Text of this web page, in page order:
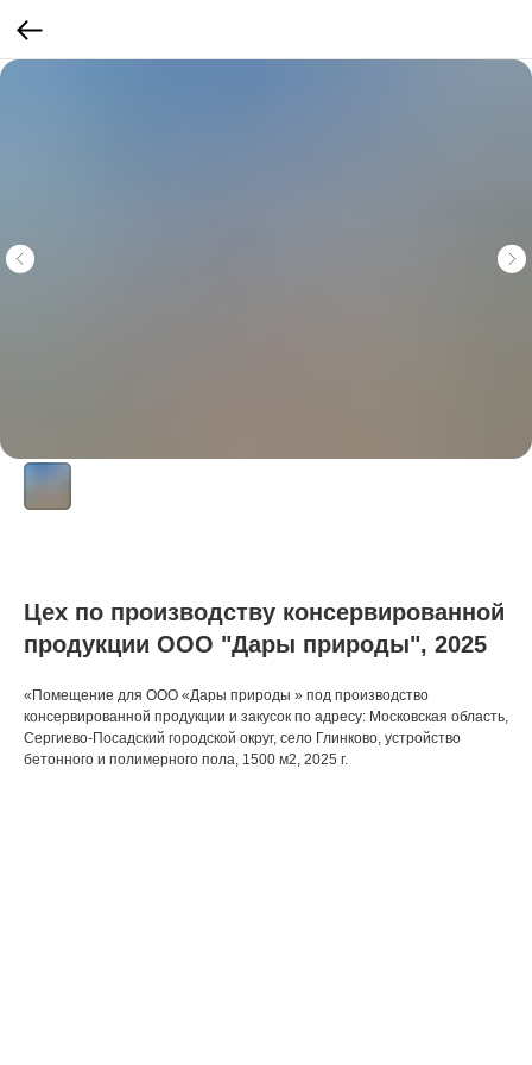
Цех по производству консервированной
продукции ООО "Дары природы", 2025
«Помещение для ООО «Дары природы » под производство
консервированной продукции и закусок по адресу: Московская область,
Сергиево-Посадский городской округ, село Глинково, устройство
бетонного и полимерного пола, 1500 м2, 2025 г.